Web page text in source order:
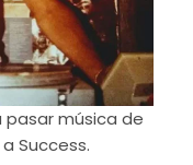
música de
Success.